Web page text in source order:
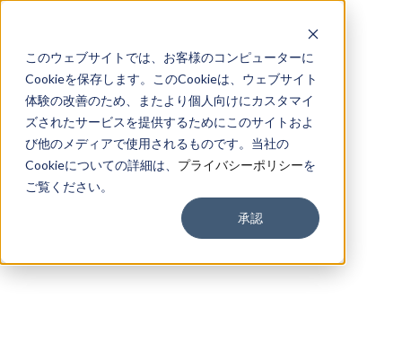
このウェブサイトでは、お客様のコンピューターに
Cookieを保存します。このCookieは、ウェブサイト
体験の改善のため、またより個人向けにカスタマイ
ズされたサービスを提供するためにこのサイトおよ
び他のメディアで使用されるものです。当社の
Cookieについての詳細は、 プライバシーポリシーを
ご覧ください。
承認